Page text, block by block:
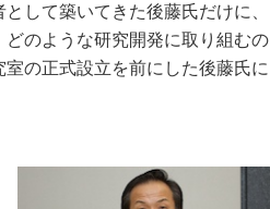
して築いてきた後藤氏だけに、
のような研究開発に取り組むの
の正式設立を前にした後藤氏に